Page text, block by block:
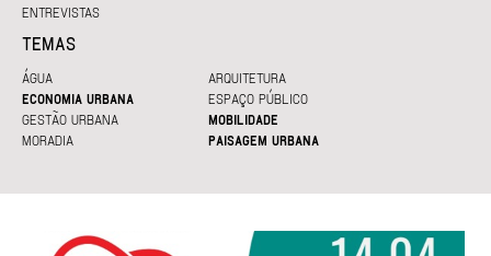
ENTREVISTAS
TEMAS
ÁGUA
ARQUITETURA
ECONOMIA URBANA
ESPAÇO PÚBLICO
GESTÃO URBANA
MOBILIDADE
MORADIA
PAISAGEM URBANA